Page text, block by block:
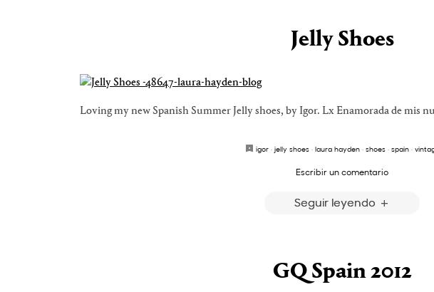
Jelly Shoes
Loving my new Spanish Summer Jelly shoes, by Igor. Lx Enamorada de mis
igor· jelly shoes· laura hayden· shoes· spain·
Escribir un comentario
Seguir leyendo
GQ Spain 2012